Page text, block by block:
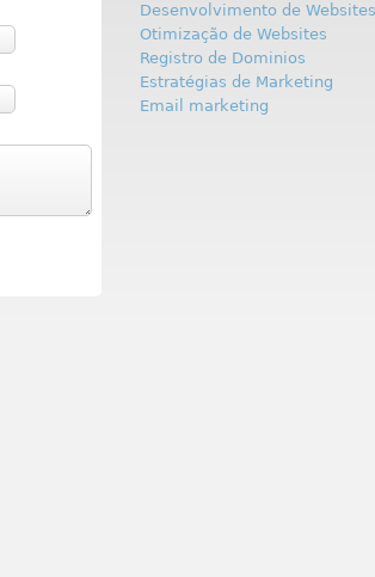
Desenvolvimento de Websites
Otimização de Websites
Registro de Dominios
Estratégias de Marketing
Email marketing